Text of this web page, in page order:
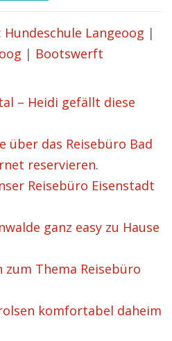
Hundeschule Langeoog |
| Bootswerft
– Heidi gefällt diese
über das Reisebüro Bad
reservieren.
Reisebüro Eisenstadt
ganz easy zu Hause
zum Thema Reisebüro
komfortabel daheim